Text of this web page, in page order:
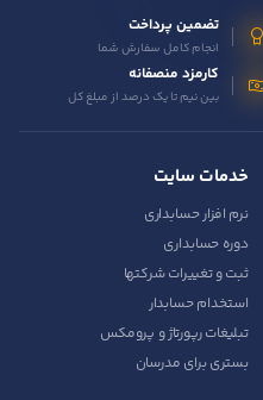
تضمین پرداخت
انجام کامل سفارش شما
کارمزد منصفانه
بین نیم تا یک درصد از مبلغ کل
خدمات سایت
نرم افزار حسابداری
دوره حسابداری
ثبت و تغییرات شرکتها
استخدام حسابدار
تبلیغات رپورتاژ و پرومکس
بستری برای مدرسان
چیست ؟
کار حسابداری
آموزش چیست ؟
حرفه ای